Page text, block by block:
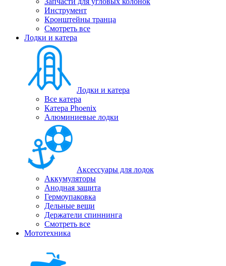
Инструмент
Кронштейны транца
Смотреть все
Лодки и катера
Лодки и катера
Все катера
Катера Phoenix
Алюминиевые лодки
Аксессуары для лодок
Аккумуляторы
Анодная защита
Гермоупаковка
Дельные вещи
Держатели спиннинга
Смотреть все
Мототехника